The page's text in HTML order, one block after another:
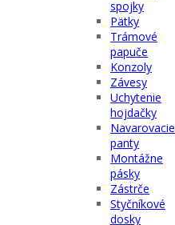
spojky
Pätky
Trámové
papuče
Konzoly
Závesy
Uchytenie
hojdačky
Navarovacie
panty
Montážne
pásky
Zástrče
Styčníkové
dosky